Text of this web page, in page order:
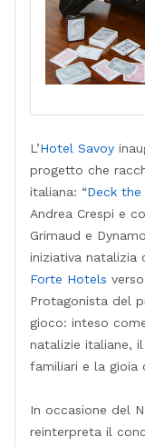
L’Hotel Savoy
progetto che
italiana: “Deck the
Andrea Crespi e
Grimaud e
iniziativa natalizia
Forte Hotels
Protagonista del
gioco: inteso
natalizie italiane,
familiari e la gioia
In occasione del
reinterpreta il